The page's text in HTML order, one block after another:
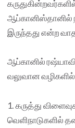
ஆப்கானிஸ்தானில்
இருந்தது என்ற
ஆப்கானில்
வலுவான வழிகளில்
1. கருத்து
வெளிநாடுகளில்